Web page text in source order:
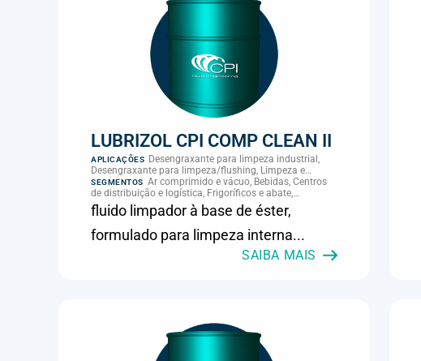
LUBRIZOL CPI COMP CLEAN II
APLICAÇÕES
Desengraxante para limpeza industrial,
Desengraxante para limpeza/flushing, Limpeza e
manutenção
SEGMENTOS Ar comprimido e vácuo, Bebidas, Centros
de distribuição e logística, Frigoríficos e abate,
Laticínios, MRO e manutenção industrial
fluido limpador à base de éster,
formulado para limpeza interna...
SAIBA MAIS